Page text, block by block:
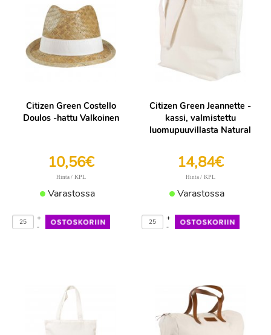
Citizen Green Costello
Doulos -hattu Valkoinen
10,56€
Hinta / KPL
Varastossa
-
+
Citizen Green Jeannette -
kassi, valmistettu
luomupuuvillasta Natural
14,84€
Hinta / KPL
Varastossa
-
+